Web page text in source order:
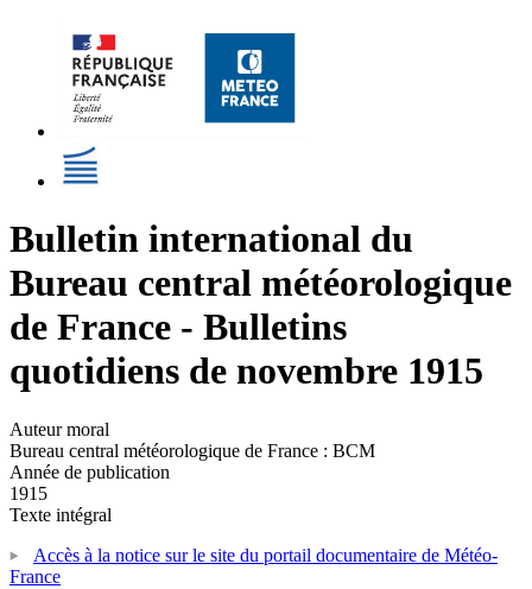
Bulletin international du
Bureau central météorologique
de France - Bulletins
quotidiens de novembre 1915
Auteur moral
Bureau central météorologique de France : BCM
Année de publication
1915
Texte intégral
Accès à la notice sur le site du portail documentaire de Météo-
France